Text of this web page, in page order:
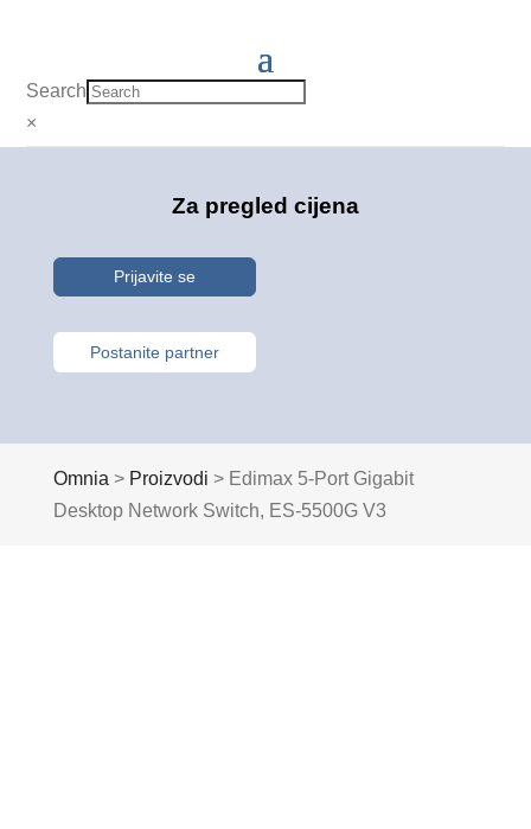
Search
×
Za pregled cijena
Prijavite se
Postanite partner
Omnia > Proizvodi > Edimax 5-Port Gigabit
Desktop Network Switch, ES-5500G V3